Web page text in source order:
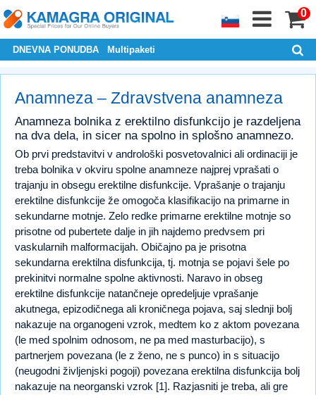
0
DNEVNA PONUDBA Multipaketi
Anamneza – Zdravstvena anamneza
Anamneza bolnika z erektilno disfunkcijo je razdeljena
na dva dela, in sicer na spolno in splošno anamnezo.
Ob prvi predstavitvi v androloški posvetovalnici ali ordinaciji je
treba bolnika v okviru spolne anamneze najprej vprašati o
trajanju in obsegu erektilne disfunkcije. Vprašanje o trajanju
erektilne disfunkcije že omogoča klasifikacijo na primarne in
sekundarne motnje. Zelo redke primarne erektilne motnje so
prisotne od pubertete dalje in jih najdemo predvsem pri
vaskularnih malformacijah. Običajno pa je prisotna
sekundarna erektilna disfunkcija, tj. motnja se pojavi šele po
prekinitvi normalne spolne aktivnosti. Naravo in obseg
erektilne disfunkcije natančneje opredeljuje vprašanje
akutnega, epizodičnega ali kroničnega pojava, saj slednji bolj
nakazuje na organogeni vzrok, medtem ko z aktom povezana
(le med spolnim odnosom, ne pa med masturbacijo), s
partnerjem povezana (le z ženo, ne s punco) in s situacijo
(neugodni življenjski pogoji) povezana erektilna disfunkcija bolj
nakazuje na neorganski vzrok [1]. Razjasniti je treba, ali gre